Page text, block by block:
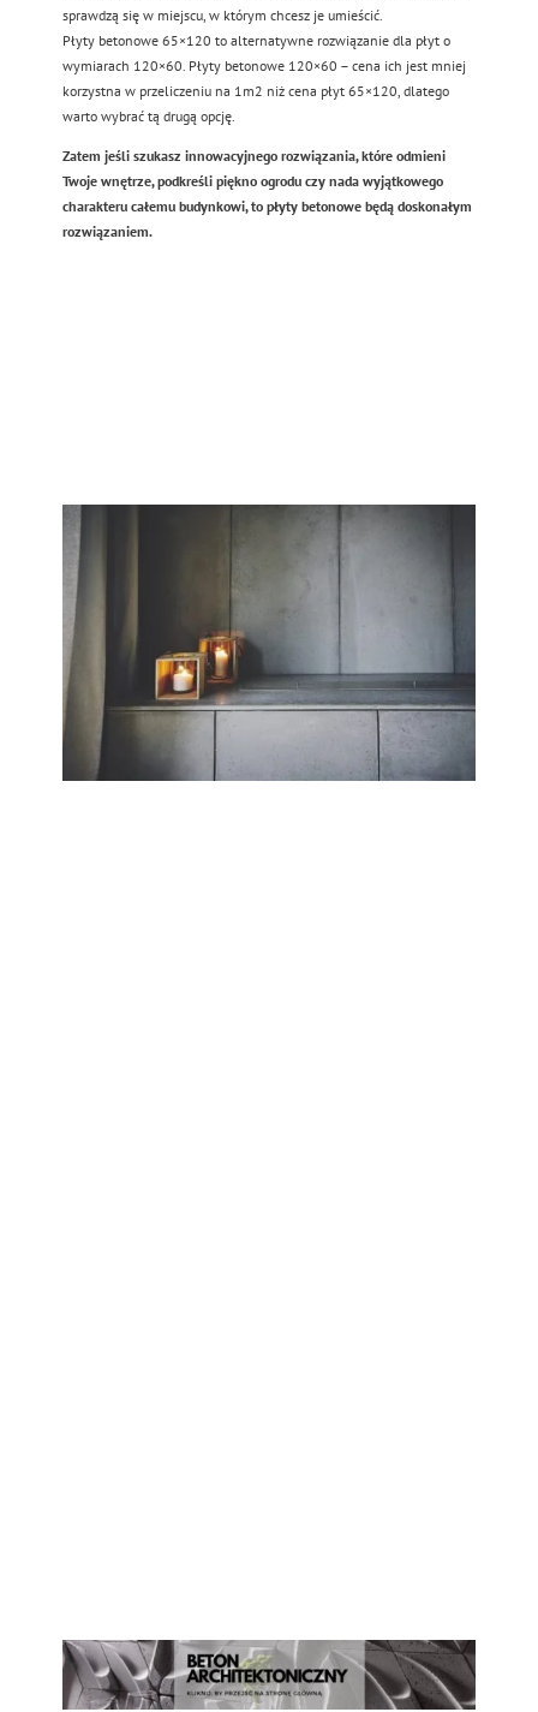
sprawdzą się w miejscu, w którym chcesz je umieścić.
Płyty betonowe 65×120 to alternatywne rozwiązanie dla płyt o
wymiarach 120×60. Płyty betonowe 120×60 – cena ich jest mniej
korzystna w przeliczeniu na 1m2 niż cena płyt 65×120, dlatego
warto wybrać tą drugą opcję.
Zatem jeśli szukasz innowacyjnego rozwiązania, które odmieni
Twoje wnętrze, podkreśli piękno ogrodu czy nada wyjątkowego
charakteru całemu budynkowi, to płyty betonowe będą doskonałym
rozwiązaniem.